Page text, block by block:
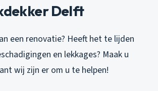
Delft
een renovatie? Heeft het te lijden
en lekkages? Maak u
wij zijn er om u te helpen!